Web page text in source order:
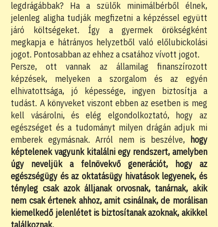
legdrágábbak? Ha a szülők minimálbérből élnek,
jelenleg aligha tudják megfizetni a képzéssel együtt
járó költségeket. Így a gyermek örökségként
megkapja e hátrányos helyzetből való előlubickolási
jogot. Pontosabban az ehhez a csatához vívott jogot.
Persze, ott vannak az államilag finanszírozott
képzések, melyeken a szorgalom és az egyén
elhivatottsága, jó képessége, ingyen biztosítja a
tudást. A könyveket viszont ebben az esetben is meg
kell vásárolni, és elég elgondolkoztató, hogy az
egészséget és a tudományt milyen drágán adjuk mi
emberek egymásnak. Arról nem is beszélve,
hogy
képtelenek vagyunk kitalálni egy rendszert, amelyben
úgy neveljük a felnövekvő generációt, hogy az
egészségügy és az oktatásügy hivatások legyenek, és
tényleg csak azok álljanak orvosnak, tanárnak, akik
nem csak értenek ahhoz, amit csinálnak, de morálisan
kiemelkedő jelenlétet is biztosítanak azoknak, akikkel
találkoznak.